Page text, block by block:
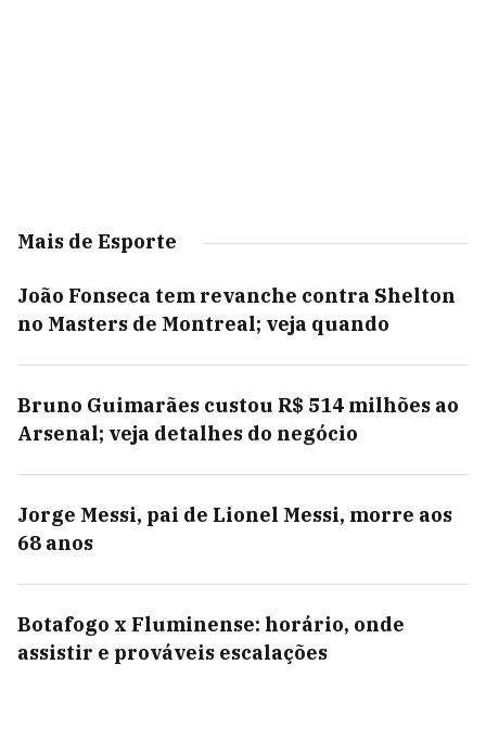
Mais de Esporte
João Fonseca tem revanche contra Shelton
no Masters de Montreal; veja quando
Bruno Guimarães custou R$ 514 milhões ao
Arsenal; veja detalhes do negócio
Jorge Messi, pai de Lionel Messi, morre aos
68 anos
Botafogo x Fluminense: horário, onde
assistir e prováveis escalações